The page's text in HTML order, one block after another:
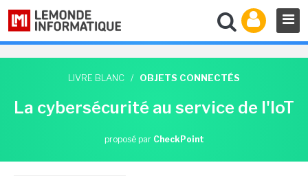
LIVRE BLANC / OBJETS CONNECTÉS
La cybersécurité au service de l'IoT
proposé par CheckPoint